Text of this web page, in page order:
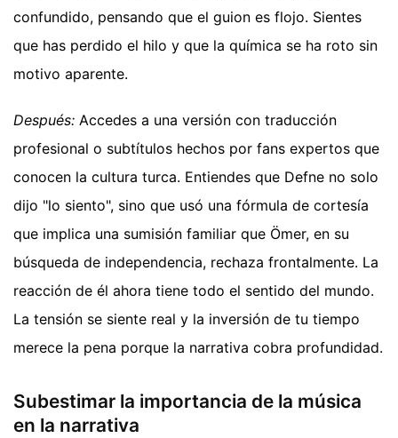
confundido, pensando que el guion es flojo. Sientes
que has perdido el hilo y que la química se ha roto sin
motivo aparente.
Después: Accedes a una versión con traducción
profesional o subtítulos hechos por fans expertos que
conocen la cultura turca. Entiendes que Defne no solo
dijo "lo siento", sino que usó una fórmula de cortesía
que implica una sumisión familiar que Ömer, en su
búsqueda de independencia, rechaza frontalmente. La
reacción de él ahora tiene todo el sentido del mundo.
La tensión se siente real y la inversión de tu tiempo
merece la pena porque la narrativa cobra profundidad.
Subestimar la importancia de la música
en la narrativa